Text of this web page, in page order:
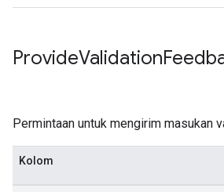
ProvideValidation
Permintaan untuk mengirim masukan
Kolom